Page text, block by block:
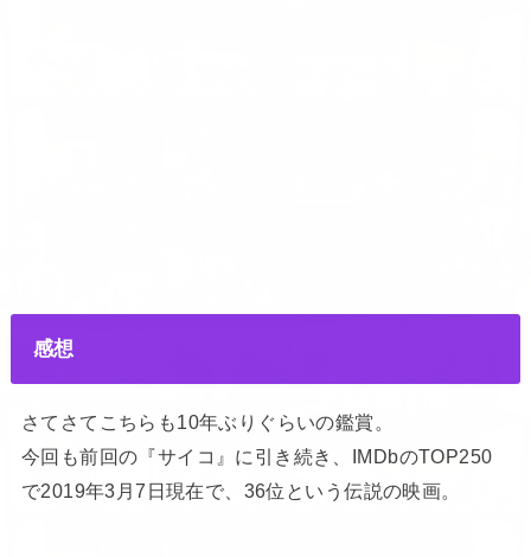
感想
さてさてこちらも10年ぶりぐらいの鑑賞。
今回も前回の『サイコ』に引き続き、IMDbのTOP250
で2019年3月7日現在で、36位という伝説の映画。